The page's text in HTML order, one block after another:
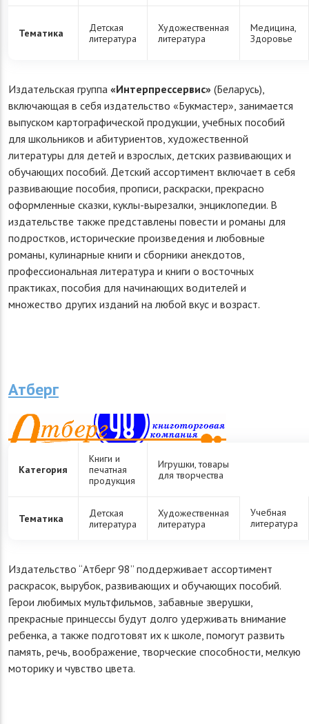
Тематика
Детская
литература
Художественная
литература
Медицина,
Здоровье
Издательская группа «Интерпрессервис» (Беларусь),
включающая в себя издательство «Букмастер», занимается
выпуском картографической продукции, учебных пособий
для школьников и абитуриентов, художественной
литературы для детей и взрослых, детских развивающих и
обучающих пособий. Детский ассортимент включает в себя
развивающие пособия, прописи, раскраски, прекрасно
оформленные сказки, куклы-вырезалки, энциклопедии. В
издательстве также представлены повести и романы для
подростков, исторические произведения и любовные
романы, кулинарные книги и сборники анекдотов,
профессиональная литература и книги о восточных
практиках, пособия для начинающих водителей и
множество других изданий на любой вкус и возраст.
Атберг
Категория
Книги и
печатная
продукция
Игрушки, товары
для творчества
Тематика
Детская
литература
Художественная
литература
Учебная
литература
Издательство “Атберг 98” поддерживает ассортимент
раскрасок, вырубок, развивающих и обучающих пособий.
Герои любимых мультфильмов, забавные зверушки,
прекрасные принцессы будут долго удерживать внимание
ребенка, а также подготовят их к школе, помогут развить
память, речь, воображение, творческие способности, мелкую
моторику и чувство цвета.